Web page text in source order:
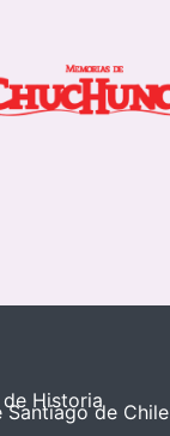
Historia
Santiago de Chile